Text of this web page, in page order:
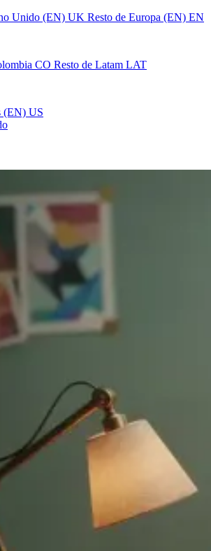
Unido (EN) UK Resto de Europa (EN) EN
CO Resto de Latam LAT
(EN) US